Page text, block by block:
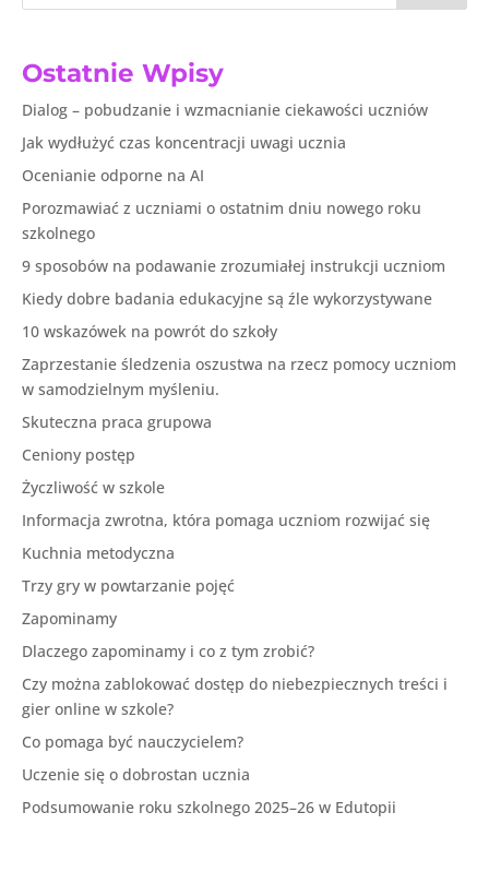
Ostatnie Wpisy
Dialog – pobudzanie i wzmacnianie ciekawości uczniów
Jak wydłużyć czas koncentracji uwagi ucznia
Ocenianie odporne na AI
Porozmawiać z uczniami o ostatnim dniu nowego roku
szkolnego
9 sposobów na podawanie zrozumiałej instrukcji uczniom
Kiedy dobre badania edukacyjne są źle wykorzystywane
10 wskazówek na powrót do szkoły
Zaprzestanie śledzenia oszustwa na rzecz pomocy uczniom
w samodzielnym myśleniu.
Skuteczna praca grupowa
Ceniony postęp
Życzliwość w szkole
Informacja zwrotna, która pomaga uczniom rozwijać się
Kuchnia metodyczna
Trzy gry w powtarzanie pojęć
Zapominamy
Dlaczego zapominamy i co z tym zrobić?
Czy można zablokować dostęp do niebezpiecznych treści i
gier online w szkole?
Co pomaga być nauczycielem?
Uczenie się o dobrostan ucznia
Podsumowanie roku szkolnego 2025–26 w Edutopii